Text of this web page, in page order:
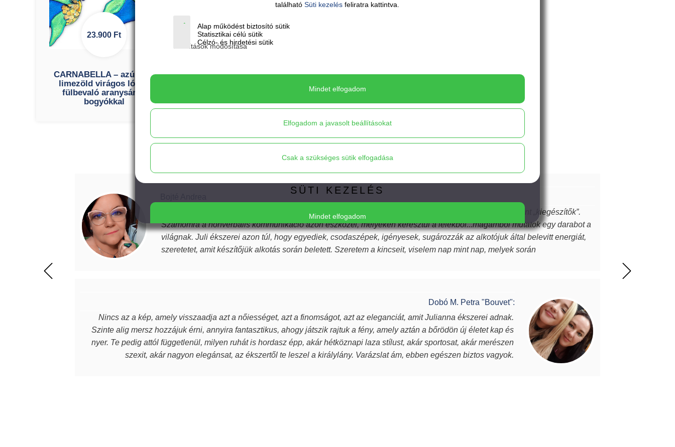
23.900 Ft
CARNABELLA – azúrkék-
limezöld virágos lógós
fülbevaló aranysárga
bogyókkal
Ma is velem vagy…….! Szoktam volt írni Julinak, de hogy miért is? Juli ékszerei számomra többek, mint „kiegészítők”.
Számomra a nonverbális kommunikáció azon eszközei, melyeken keresztül a lélekből...magamból mutatok egy darabot a
világnak. Juli ékszerei azon túl, hogy egyediek, csodaszépek, igényesek, sugározzák az alkotójuk által belevitt energiát,
szeretetet, amit készítőjük alkotás során beletett. Szeretem a kincseit, viselem nap mint nap, melyek során
Dobó M. Petra "Bouvet":
Nincs az a kép, amely visszaadja azt a nőiességet, azt a finomságot, azt az eleganciát, amit Julianna ékszerei adnak.
Szinte alig mersz hozzájuk érni, annyira fantasztikus, ahogy játszik rajtuk a fény, amely aztán a bőrödön új életet kap és
nyer. Te pedig attól függetlenül, milyen ruhát is hordasz épp, akár hétköznapi laza stílust, akár sportosat, akár merészen
szexit, akár nagyon elegánsat, az ékszertől te leszel a királylány. Varázslat ám, ebben egészen biztos vagyok.
találhatóSüti kezelés feliratra kattintva.
Alap működést biztosító sütik
Statisztikai célú sütik
Célzó- és hirdetési sütik
Beállítások módosítása
Mindet elfogadom
Elfogadom a javasolt beállításokat
Csak a szükséges sütik elfogadása
SÜTI KEZELÉS
Mindet elfogadom
Elfogadom a javasolt beállításokat